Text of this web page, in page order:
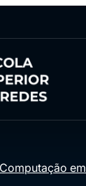
Computação